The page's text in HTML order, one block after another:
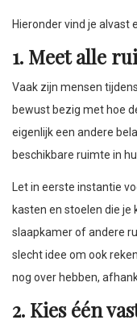
Hieronder vind je alvast
1. Meet alle
Vaak zijn mensen
bewust bezig met hoe
eigenlijk een andere
beschikbare ruimte in
Let in eerste instantie
kasten en stoelen die
slaapkamer of andere
slecht idee om ook
nog over hebben,
2. Kies één